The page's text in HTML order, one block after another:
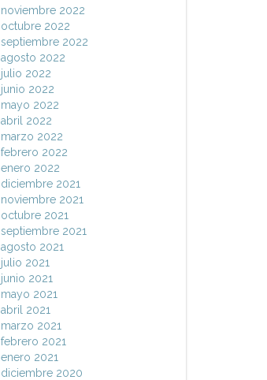
noviembre 2022
octubre 2022
septiembre 2022
agosto 2022
julio 2022
junio 2022
mayo 2022
abril 2022
marzo 2022
febrero 2022
enero 2022
diciembre 2021
noviembre 2021
octubre 2021
septiembre 2021
agosto 2021
julio 2021
junio 2021
mayo 2021
abril 2021
marzo 2021
febrero 2021
enero 2021
diciembre 2020